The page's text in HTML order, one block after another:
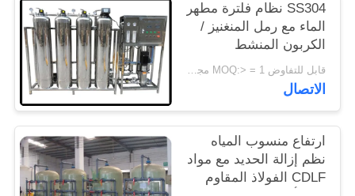
SS304 نظام فلترة مطهر
الماء مع رمل المنغنيز /
الكربون المنشط
قابل للتفاوض MOQ:> = 1 مجموعات
الاتصال
ارتفاع منسوب المياه
نظم إزالة الحديد مع مواد
CDLF الفولاذ المقاوم